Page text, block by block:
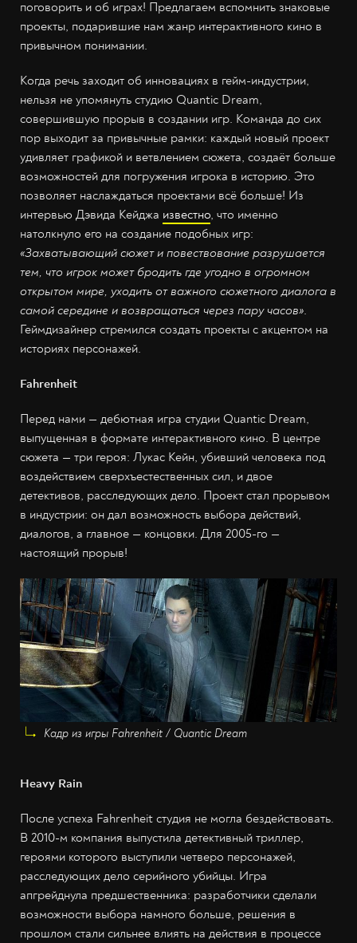
поговорить и об играх! Предлагаем вспомнить знаковые
проекты, подарившие нам жанр интерактивного кино в
привычном понимании.
Когда речь заходит об инновациях в гейм-индустрии,
нельзя не упомянуть студию Quantic Dream,
совершившую прорыв в создании игр. Команда до сих
пор выходит за привычные рамки: каждый новый проект
удивляет графикой и ветвлением сюжета, создаёт больше
возможностей для погружения игрока в историю. Это
позволяет наслаждаться проектами всё больше! Из
интервью Дэвида Кейджа известно, что именно
натолкнуло его на создание подобных игр:
«Захватывающий сюжет и повествование разрушается
тем, что игрок может бродить где угодно в огромном
открытом мире, уходить от важного сюжетного диалога в
самой середине и возвращаться через пару часов».
Геймдизайнер стремился создать проекты с акцентом на
историях персонажей.
Fahrenheit
Перед нами — дебютная игра студии Quantic Dream,
выпущенная в формате интерактивного кино. В центре
сюжета — три героя: Лукас Кейн, убивший человека под
воздействием сверхъестественных сил, и двое
детективов, расследующих дело. Проект стал прорывом
в индустрии: он дал возможность выбора действий,
диалогов, а главное — концовки. Для 2005-го —
настоящий прорыв!
Кадр из игры Fahrenheit / Quantic Dream
Heavy Rain
После успеха Fahrenheit студия не могла бездействовать.
В 2010-м компания выпустила детективный триллер,
героями которого выступили четверо персонажей,
расследующих дело серийного убийцы. Игра
апгрейднула предшественника: разработчики сделали
возможности выбора намного больше, решения в
прошлом стали сильнее влиять на действия в процессе